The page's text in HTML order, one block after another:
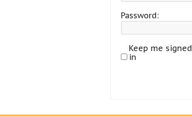
Password:
Keep me signed
in